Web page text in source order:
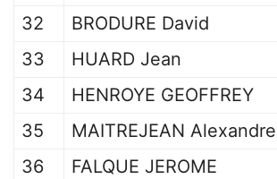
32
BRODURE David
33
HUARD Jean
34
HENROYE GEOFFREY
35
MAITREJEAN Alexandre
36
FALQUE JEROME